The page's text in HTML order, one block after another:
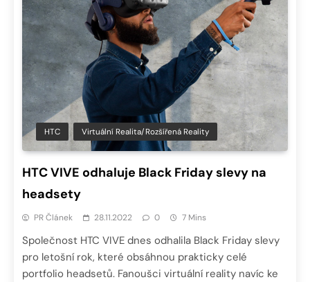
HTC Virtuální Realita/Rozšířená Reality
HTC VIVE odhaluje Black Friday slevy na
headsety
PR Článek 28.11.2022 0 7 Mins
Společnost HTC VIVE dnes odhalila Black Friday slevy
pro letošní rok, které obsáhnou prakticky celé
portfolio headsetů. Fanoušci virtuální reality navíc ke